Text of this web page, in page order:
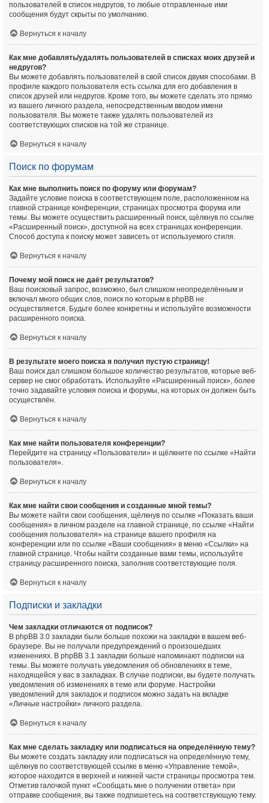
пользователей в список недругов, то любые отправленные ими
сообщения будут скрыты по умолчанию.
Вернуться к началу
Как мне добавлять/удалять пользователей в списках моих друзей и
недругов?
Вы можете добавлять пользователей в свой список двумя способами. В
профиле каждого пользователя есть ссылка для его добавления в
список друзей или недругов. Кроме того, вы можете сделать это прямо
из вашего личного раздела, непосредственным вводом имени
пользователя. Вы можете также удалять пользователей из
соответствующих списков на той же странице.
Вернуться к началу
Поиск по форумам
Как мне выполнить поиск по форуму или форумам?
Задайте условие поиска в соответствующем поле, расположенном на
главной странице конференции, страницах просмотра форума или
темы. Вы можете осуществить расширенный поиск, щёлкнув по ссылке
«Расширенный поиск», доступной на всех страницах конференции.
Способ доступа к поиску может зависеть от используемого стиля.
Вернуться к началу
Почему мой поиск не даёт результатов?
Ваш поисковый запрос, возможно, был слишком неопределённым и
включал много общих слов, поиск по которым в phpBB не
осуществляется. Будьте более конкретны и используйте возможности
расширенного поиска.
Вернуться к началу
В результате моего поиска я получил пустую страницу!
Ваш поиск дал слишком большое количество результатов, которые веб-
сервер не смог обработать. Используйте «Расширенный поиск», более
точно задавайте условия поиска и форумы, на которых он должен быть
осуществлён.
Вернуться к началу
Как мне найти пользователя конференции?
Перейдите на страницу «Пользователи» и щёлкните по ссылке «Найти
пользователя».
Вернуться к началу
Как мне найти свои сообщения и созданные мной темы?
Вы можете найти свои сообщения, щёлкнув по ссылке «Показать ваши
сообщения» в личном разделе на главной странице, по ссылке «Найти
сообщения пользователя» на странице вашего профиля на
конференции или по ссылке «Ваши сообщения» в меню «Ссылки» на
главной странице. Чтобы найти созданные вами темы, используйте
страницу расширенного поиска, заполнив соответствующие поля.
Вернуться к началу
Подписки и закладки
Чем закладки отличаются от подписок?
В phpBB 3.0 закладки были больше похожи на закладки в вашем веб-
браузере. Вы не получали предупреждений о произошедших
изменениях. В phpBB 3.1 закладки больше напоминают подписки на
темы. Вы можете получать уведомления об обновлениях в теме,
находящейся у вас в закладках. В случае подписки, вы будете получать
уведомления об изменениях в теме или форуме. Настройки
уведомлений для закладок и подписок можно задать на вкладке
«Личные настройки» личного раздела.
Вернуться к началу
Как мне сделать закладку или подписаться на определённую тему?
Вы можете создать закладку или подписаться на определённую тему,
щёлкнув по соответствующей ссылке в меню «Управление темой»,
которое находится в верхней и нижней части страницы просмотра тем.
Отметив галочкой пункт «Сообщать мне о получении ответа» при
отправке сообщения, вы также подпишетесь на соответствующую тему.